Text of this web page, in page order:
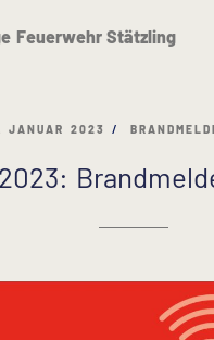
JANUAR 2023